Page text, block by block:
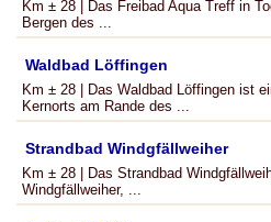
Km ± 28 | Das Freibad Aqua Treff in
Bergen des ...
Waldbad Löffingen
Km ± 28 | Das Waldbad Löffingen ist
Kernorts am Rande des ...
Strandbad Windgfällweiher
Km ± 28 | Das Strandbad
Windgfällweiher, ...